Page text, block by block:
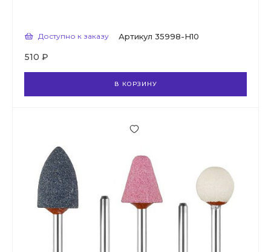
Доступно к заказу Артикул 35998-H10
510 ₽
В КОРЗИНУ